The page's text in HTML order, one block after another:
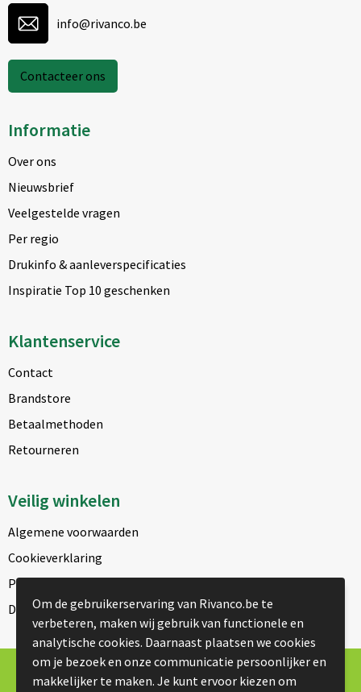
info@rivanco.be
Contacteer ons
Informatie
Over ons
Nieuwsbrief
Veelgestelde vragen
Per regio
Drukinfo & aanleverspecificaties
Inspiratie Top 10 geschenken
Klantenservice
Contact
Brandstore
Betaalmethoden
Retourneren
Veilig winkelen
Algemene voorwaarden
Cookieverklaring
Privacyverklaring
Disclaimer
© Copyright Rivanco 2026
Om de gebruikerservaring van Rivanco.be te
verbeteren, maken wij gebruik van functionele en
analytische cookies. Daarnaast plaatsen we cookies
om je bezoek en onze communicatie persoonlijker en
makkelijker te maken. Je kunt ervoor kiezen om